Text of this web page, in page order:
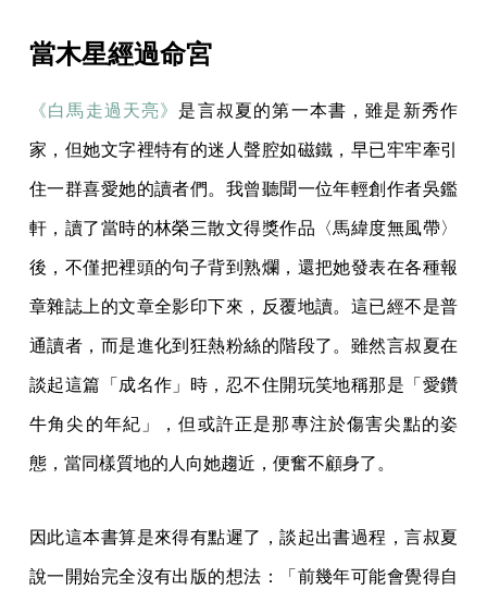
當木星經過命宮
《白馬走過天亮》 是言叔夏的第一本書，雖是新秀作
家，但她文字裡特有的迷人聲腔如磁鐵，早已牢牢牽引
住一群喜愛她的讀者們。我曾聽聞一位年輕創作者吳鑑
軒，讀了當時的林榮三散文得獎作品〈馬緯度無風帶〉
後，不僅把裡頭的句子背到熟爛，還把她發表在各種報
章雜誌上的文章全影印下來，反覆地讀。這已經不是普
通讀者，而是進化到狂熱粉絲的階段了。雖然言叔夏在
談起這篇「成名作」時，忍不住開玩笑地稱那是「愛鑽
牛角尖的年紀」，但或許正是那專注於傷害尖點的姿
態，當同樣質地的人向她趨近，便奮不顧身了。
因此這本書算是來得有點遲了，談起出書過程，言叔夏
說一開始完全沒有出版的想法：「前幾年可能會覺得自